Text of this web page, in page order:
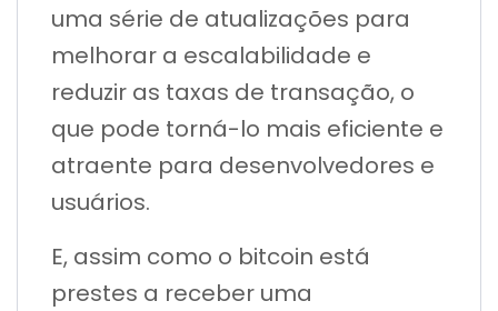
uma série de atualizações para
melhorar a escalabilidade e
reduzir as taxas de transação, o
que pode torná-lo mais eficiente e
atraente para desenvolvedores e
usuários.
E, assim como o bitcoin está
prestes a receber uma